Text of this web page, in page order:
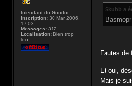
Intendant du Gondor
Inscription: 30 Mar 2006,
17:03
Messages: 312
Localisation: Bien trop
loin...
Skubb a
Fautes de
Et oui,
Mais je